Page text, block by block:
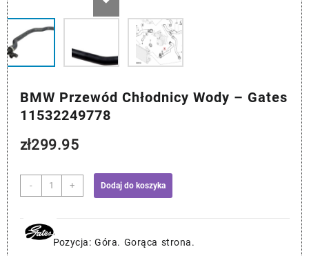
BMW Przewód Chłodnicy Wody – Gates
11532249778
zł299.95
-
ilość
BMW
Chłodnicy
Wody
+ Dodaj do koszyka
Pozycja: Góra. Gorąca strona.